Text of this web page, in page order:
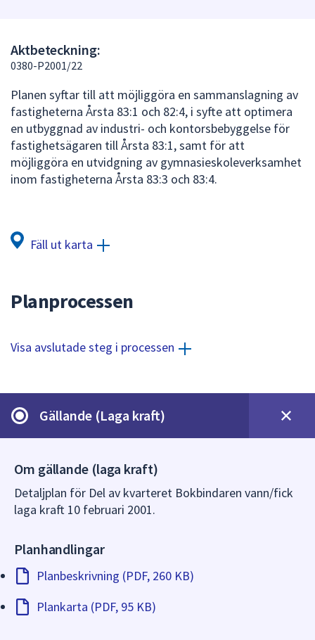
Använd
piltangenterna
för
att
navigera
mellan
Aktbeteckning:
0380-P2001/22
Planen syftar till att möjliggöra en sammanslagning av
fastigheterna Årsta 83:1 och 82:4, i syfte att optimera
en utbyggnad av industri- och kontorsbebyggelse för
fastighetsägaren till Årsta 83:1, samt för att
möjliggöra en utvidgning av gymnasieskoleverksamhet
inom fastigheterna Årsta 83:3 och 83:4.
Fäll ut karta
Planprocessen
Visa avslutade steg i processen
Gällande (Laga kraft)
Om gällande (laga kraft)
Detaljplan för Del av kvarteret Bokbindaren vann/fick
laga kraft 10 februari 2001.
Planhandlingar
Planbeskrivning (PDF, 260 KB)
Plankarta (PDF, 95 KB)